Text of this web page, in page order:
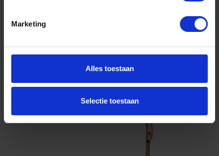
Marketing
Alles toestaan
Selectie toestaan
€ 281,02 incl. BTW
Bestel nu!